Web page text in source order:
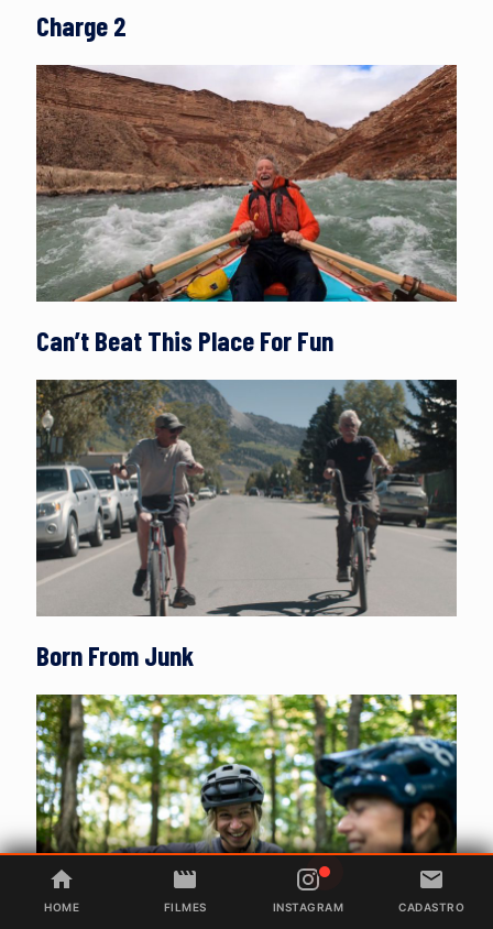
Charge 2
Can’t Beat This Place For Fun
Born From Junk
HOME FILMES INSTAGRAM CADASTRO